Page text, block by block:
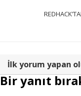
İlk yorum yapan
Bir yanıt